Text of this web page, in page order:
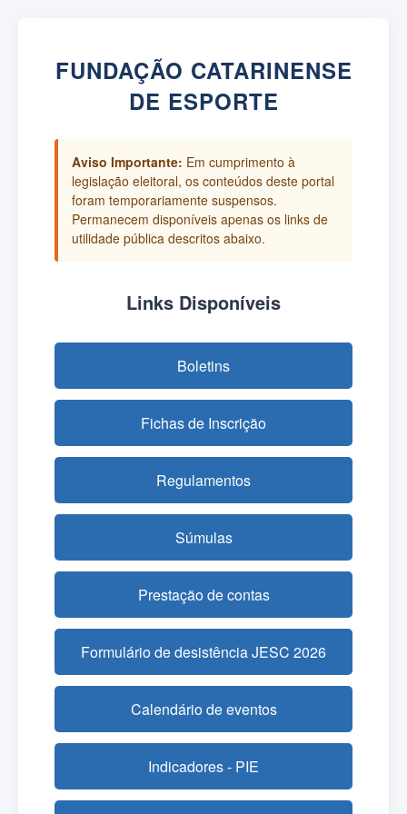
FUNDAÇÃO CATARINENSE
DE ESPORTE
Aviso Importante: Em cumprimento à
legislação eleitoral, os conteúdos deste portal
foram temporariamente suspensos.
Permanecem disponíveis apenas os links de
utilidade pública descritos abaixo.
Links Disponíveis
Boletins
Fichas de Inscrição
Regulamentos
Súmulas
Prestação de contas
Formulário de desistência JESC 2026
Calendário de eventos
Indicadores - PIE